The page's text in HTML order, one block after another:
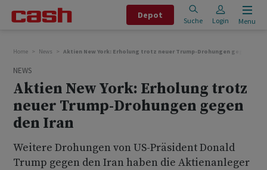
Depot
Suche Login Menu
Home News Aktien New York: Erholung trotz neuer Trump-Drohungen gegen den
NEWS
Aktien New York: Erholung trotz
neuer Trump-Drohungen gegen
den Iran
Weitere Drohungen von US-Präsident Donald
Trump gegen den Iran haben die Aktienanleger